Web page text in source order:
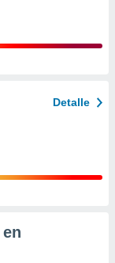
Detalle